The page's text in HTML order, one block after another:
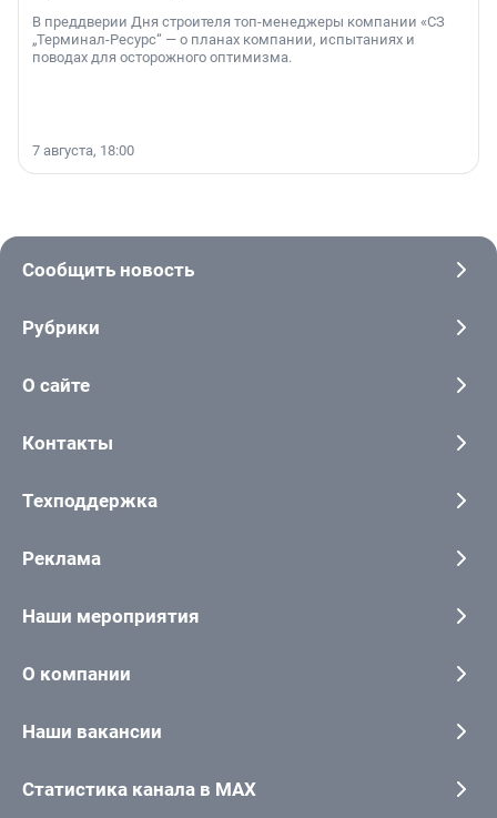
В преддверии Дня строителя топ-менеджеры компании «СЗ
„Терминал-Ресурс“ — о планах компании, испытаниях и
поводах для осторожного оптимизма.
7 августа, 18:00
Сообщить новость
Рубрики
О сайте
Контакты
Техподдержка
Реклама
Наши мероприятия
О компании
Наши вакансии
Статистика канала в MAX